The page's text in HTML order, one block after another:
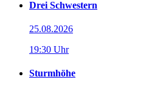
Drei Schwestern
25.08.2026
19:30 Uhr
Sturmhöhe